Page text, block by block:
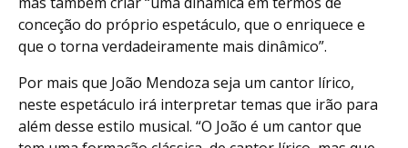
conceção do próprio espetáculo, que o enriquece e
que o torna verdadeiramente mais dinâmico”.
Por mais que João Mendoza seja um cantor lírico,
neste espetáculo irá interpretar temas que irão para
além desse estilo musical. “O João é um cantor que